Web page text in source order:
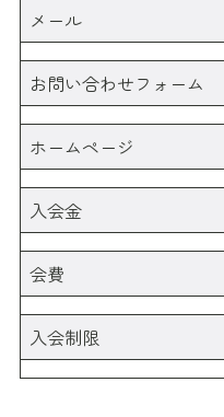
メール
お問い合わせフォーム
ホームページ
入会金
会費
入会制限